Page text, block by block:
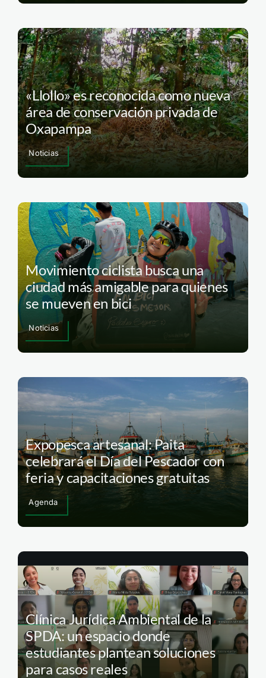
«Llollo» es reconocida como nueva
área de conservación privada de
Oxapampa
Noticias
Movimiento ciclista busca una
ciudad más amigable para quienes
se mueven en bici
Noticias
Expopesca artesanal: Paita
celebrará el Día del Pescador con
feria y capacitaciones gratuitas
Agenda
Clínica Jurídica Ambiental de la
SPDA: un espacio donde
estudiantes plantean soluciones
para casos reales